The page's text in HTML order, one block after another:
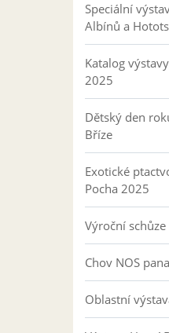
Speciální
Albínů a
Katalog
2025
Dětský den
Bříze
Exotické
Pocha 2025
Výroční
Chov NOS
Oblastní